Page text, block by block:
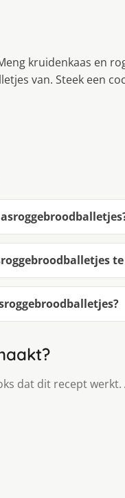
kruidenkaas en
van. Steek een
dat dit recept